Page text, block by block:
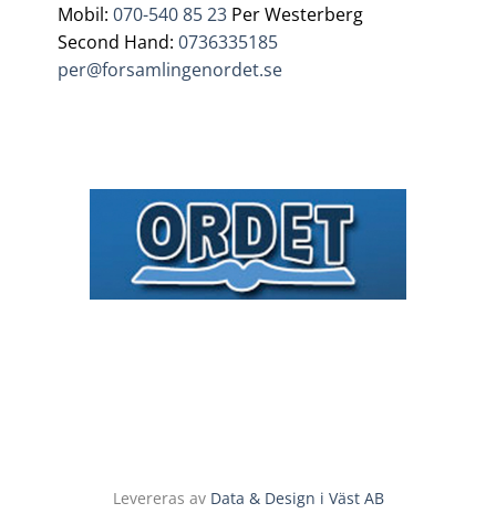
Mobil:070-540 85 23 Per Westerberg
Second Hand:0736335185
per@forsamlingenordet.se
Levereras av Data & Design i Väst AB